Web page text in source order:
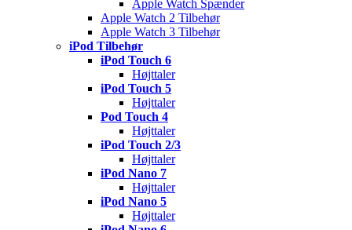
Apple Watch Spænder
Apple Watch 2 Tilbehør
Apple Watch 3 Tilbehør
iPod Tilbehør
iPod Touch 6
Højttaler
iPod Touch 5
Højttaler
Pod Touch 4
Højttaler
iPod Touch 2/3
Højttaler
iPod Nano 7
Højttaler
iPod Nano 5
Højttaler